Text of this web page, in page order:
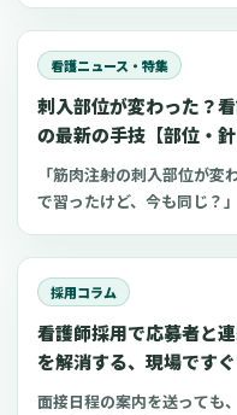
「納得」して、安心して導
に検討を始めると、在留資
る業務の範囲、そして日本
援体制の構築など、確認す
れます。この記事では、制
とで、外国人看護師の受け
いう視点をご提案します。
も、実務で迷いやすいポイ
後の業務範囲の明確化、そ
す。
看護ニュース・特集
刺入部位が変わった？
の最新の手技【部位・針
「筋肉注射の刺入部位が
で習ったけど、今も同じ？
び方、針のゲージと長さ、
を避けるポイント、ワクチ
します。
採用コラム
看護師採用で応募者と
を解消する、現場です
面接日程の案内を送っても